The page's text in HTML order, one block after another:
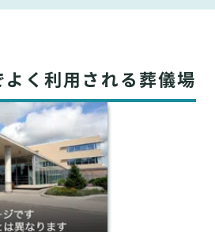
く利用される葬儀場